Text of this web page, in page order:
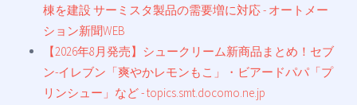
棟を建設 サーミスタ製品の需要増に対応 - オートメー
ション新聞WEB
【2026年8月発売】シュークリーム新商品まとめ！セブ
ン-イレブン「爽やかレモンもこ」・ビアードパパ「プ
リンシュー」など - topics.smt.docomo.ne.jp